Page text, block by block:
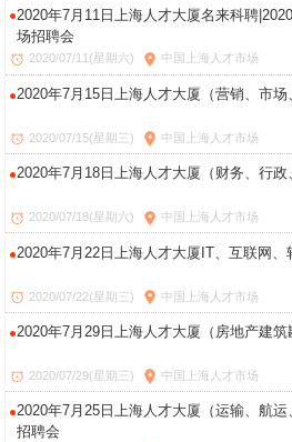
2020年7月11日上海人才大厦名来科聘
场招聘会
2020/07/11(星期六) 中国上海人才市场
2020年7月15日上海人才大厦（营销、市场
2020/07/15(星期三) 中国上海人才市场
2020年7月18日上海人才大厦（财务、行政
2020/07/18(星期六) 中国上海人才市场
2020年7月22日上海人才大厦IT、互联网
2020/07/22(星期三) 中国上海人才市场
2020年7月29日上海人才大厦（房地产建
2020/07/29(星期三) 中国上海人才市场
2020年7月25日上海人才大厦（运输、航
招聘会